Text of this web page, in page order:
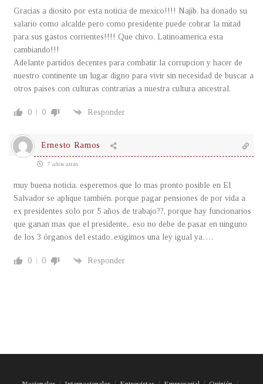
Gracias a diosito por esta noticia de mexico!!!! Najib, ha donado su
salario como alcalde pero como presidente puede cobrar la mitad
para sus gastos corrientes!!!! Que chivo, Latinoamerica esta
cambiando!!!
Adelante partidos decentes para combatir la corrupcion y hacer de
nuestro continente un lugar digno para vivir sin necesidad de buscar a
otros paises con culturas contrarias a nuestra cultura ancestral.
0 0 Responder
Ernesto Ramos
7 años atrás
muy buena noticia, esperemos que lo mas pronto posible en El
Salvador se aplique también, porque pagar pensiones de por vida a
ex presidentes solo por 5 años de trabajo??, porque hay funcionarios
que ganan mas que el presidente.. eso no debe de pasar en ninguno
de los 3 órganos del estado..exigimos una ley igual ya….
0 0 Responder